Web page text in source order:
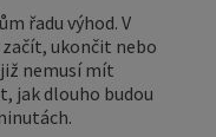
řadu výhod. V
ukončit nebo
nemusí mít
jak dlouho budou